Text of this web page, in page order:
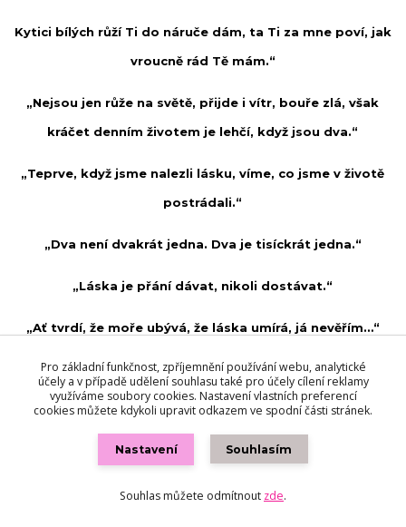
Kytici bílých růží Ti do náruče dám, ta Ti za mne poví, jak
vroucně rád Tě mám.“
„Nejsou jen růže na světě, přijde i vítr, bouře zlá, však
kráčet denním životem je lehčí, když jsou dva.“
„Teprve, když jsme nalezli lásku, víme, co jsme v životě
postrádali.“
„Dva není dvakrát jedna. Dva je tisíckrát jedna.“
„Láska je přání dávat, nikoli dostávat.“
„Ať tvrdí, že moře ubývá, že láska umírá, já nevěřím…“
„Není jiného léku na lásku, než více lásky.“
„Mnoho zmůže síla duše, mnoho víra, více naděje, ale
Pro základní funkčnost, zpříjemnění používání webu, analytické
účely a v případě udělení souhlasu také pro účely cílení reklamy
využíváme soubory cookies. Nastavení vlastních preferencí
cookies můžete kdykoli upravit odkazem ve spodní části stránek.
Nastavení Souhlasím
Souhlas můžete odmítnout zde.